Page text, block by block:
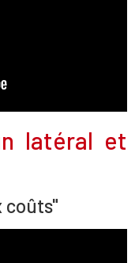
latéral et
coûts"